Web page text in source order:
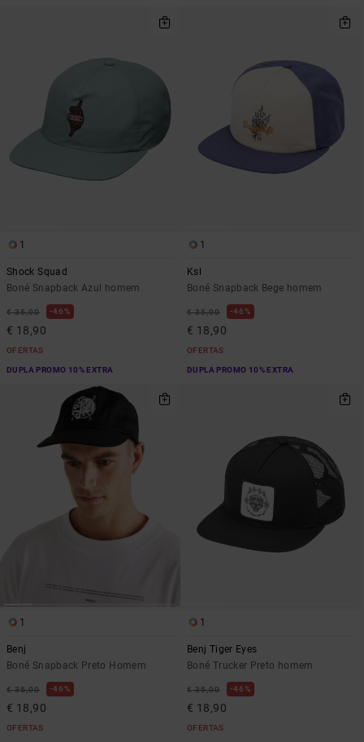
1
Shock Squad
Boné Snapback Azul homem
€ 35,00 46%
€ 18,90
OFERTAS
DUPLA PROMO 10% EXTRA
1
Ksl
Boné Snapback Bege homem
€ 35,00 46%
€ 18,90
OFERTAS
DUPLA PROMO 10% EXTRA
1
Benj
Boné Snapback Preto Homem
€ 35,00 46%
€ 18,90
OFERTAS
1
Benj Tiger Eyes
Boné Trucker Preto homem
€ 35,00 46%
€ 18,90
OFERTAS